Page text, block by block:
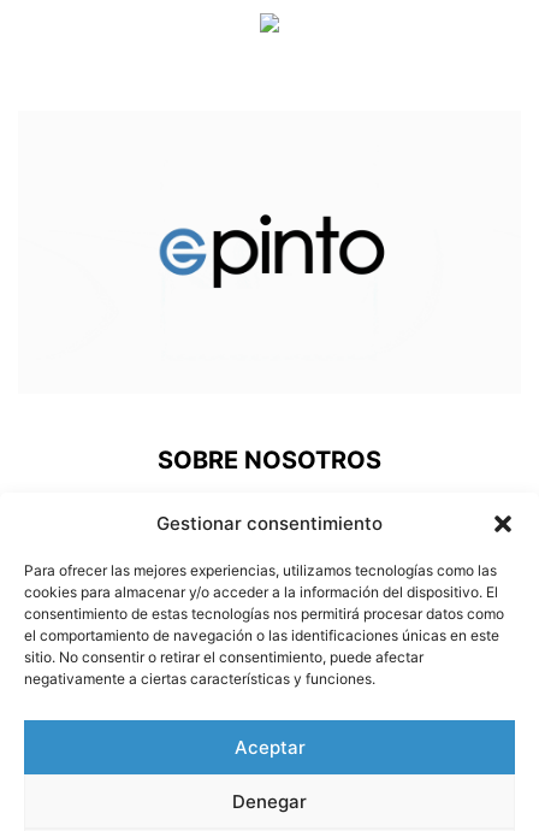
Gestionar consentimiento
Para ofrecer las mejores experiencias, utilizamos tecnologías como las
cookies para almacenar y/o acceder a la información del dispositivo. El
consentimiento de estas tecnologías nos permitirá procesar datos como
el comportamiento de navegación o las identificaciones únicas en este
sitio. No consentir o retirar el consentimiento, puede afectar
negativamente a ciertas características y funciones.
Aceptar
Denegar
SOBRE NOSOTROS
ePinto, una nueva plataforma de comunicación donde los
día de lo que pasa en nuestra ciudad, prestigiar a nuestros
deportistas o conocer a nuestros vecinos más
carismáticos.
Contáctanos:info@e-pinto.com
SÍGUENOS